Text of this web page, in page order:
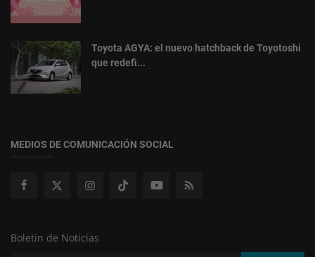
Toyota AGYA: el nuevo hatchback de Toyotoshi
que redefi...
MEDIOS DE COMUNICACIÓN SOCIAL
Boletín de Noticias